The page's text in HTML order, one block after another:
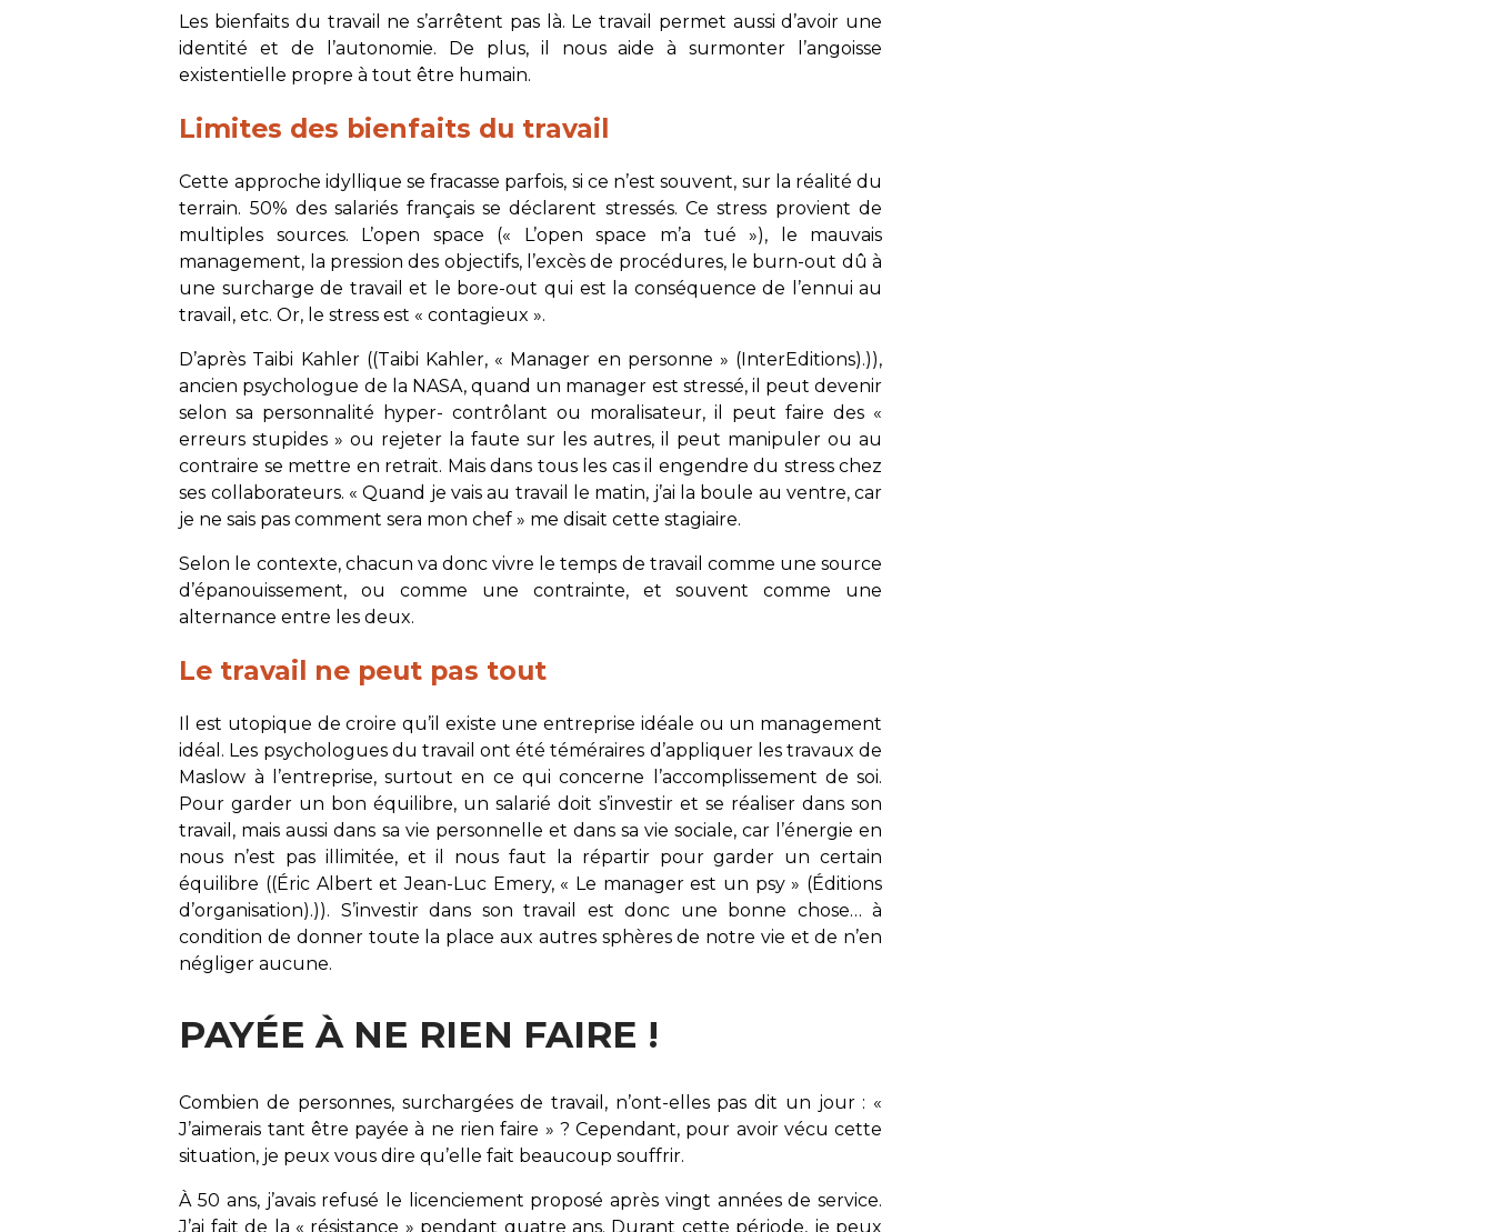
Les bienfaits du travail ne s’arrêtent pas là. Le travail permet aussi d’avoir une
identité et de l’autonomie. De plus, il nous aide à surmonter l’angoisse
existentielle propre à tout être humain.
Limites des bienfaits du travail
Cette approche idyllique se fracasse parfois, si ce n’est souvent, sur la réalité du
terrain. 50% des salariés français se déclarent stressés. Ce stress provient de
multiples sources. L’open space (« L’open space m’a tué »), le mauvais
management, la pression des objectifs, l’excès de procédures, le burn-out dû à
une surcharge de travail et le bore-out qui est la conséquence de l’ennui au
travail, etc. Or, le stress est « contagieux ».
D’après Taibi Kahler ((Taibi Kahler, « Manager en personne » (InterEditions).)),
ancien psychologue de la NASA, quand un manager est stressé, il peut devenir
selon sa personnalité hyper- contrôlant ou moralisateur, il peut faire des «
erreurs stupides » ou rejeter la faute sur les autres, il peut manipuler ou au
contraire se mettre en retrait. Mais dans tous les cas il engendre du stress chez
ses collaborateurs. « Quand je vais au travail le matin, j’ai la boule au ventre, car
je ne sais pas comment sera mon chef » me disait cette stagiaire.
Selon le contexte, chacun va donc vivre le temps de travail comme une source
d’épanouissement, ou comme une contrainte, et souvent comme une
alternance entre les deux.
Le travail ne peut pas tout
Il est utopique de croire qu’il existe une entreprise idéale ou un management
idéal. Les psychologues du travail ont été téméraires d’appliquer les travaux de
Maslow à l’entreprise, surtout en ce qui concerne l’accomplissement de soi.
Pour garder un bon équilibre, un salarié doit s’investir et se réaliser dans son
travail, mais aussi dans sa vie personnelle et dans sa vie sociale, car l’énergie en
nous n’est pas illimitée, et il nous faut la répartir pour garder un certain
équilibre ((Éric Albert et Jean-Luc Emery, « Le manager est un psy » (Éditions
d’organisation).)). S’investir dans son travail est donc une bonne chose… à
condition de donner toute la place aux autres sphères de notre vie et de n’en
négliger aucune.
PAYÉE À NE RIEN FAIRE !
Combien de personnes, surchargées de travail, n’ont-elles pas dit un jour : «
J’aimerais tant être payée à ne rien faire » ? Cependant, pour avoir vécu cette
situation, je peux vous dire qu’elle fait beaucoup souffrir.
À 50 ans, j’avais refusé le licenciement proposé après vingt années de service.
J’ai fait de la « résistance » pendant quatre ans. Durant cette période, je peux